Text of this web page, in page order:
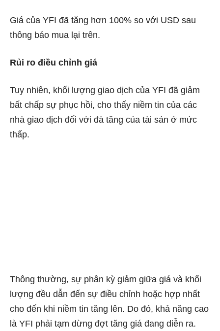
Giá của YFI đã tăng hơn 100% so với USD sau
thông báo mua lại trên.
Rủi ro điều chỉnh giá
Tuy nhiên, khối lượng giao dịch của YFI đã giảm
bất chấp sự phục hồi, cho thấy niềm tin của các
nhà giao dịch đối với đà tăng của tài sản ở mức
thấp.
Thông thường, sự phân kỳ giảm giữa giá và khối
lượng đều dẫn đến sự điều chỉnh hoặc hợp nhất
cho đến khi niềm tin tăng lên. Do đó, khả năng cao
là YFI phải tạm dừng đợt tăng giá đang diễn ra.